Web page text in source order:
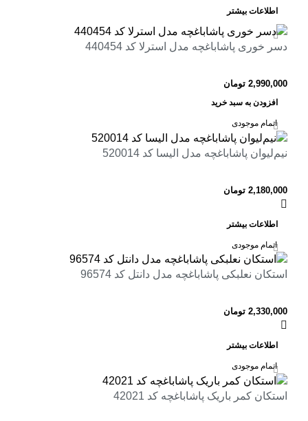
اطلاعات بیشتر
دسر خوری پاشاباغچه مدل استرلا کد 440454
2,990,000 تومان
افزودن به سبد خرید
اتمام موجودی
نیم‌لیوان پاشاباغچه مدل الیسا کد 520014
2,180,000 تومان
اطلاعات بیشتر
اتمام موجودی
استکان نعلبکی پاشاباغچه مدل دانتل کد 96574
2,330,000 تومان
اطلاعات بیشتر
اتمام موجودی
استکان کمر باریک پاشاباغچه کد 42021